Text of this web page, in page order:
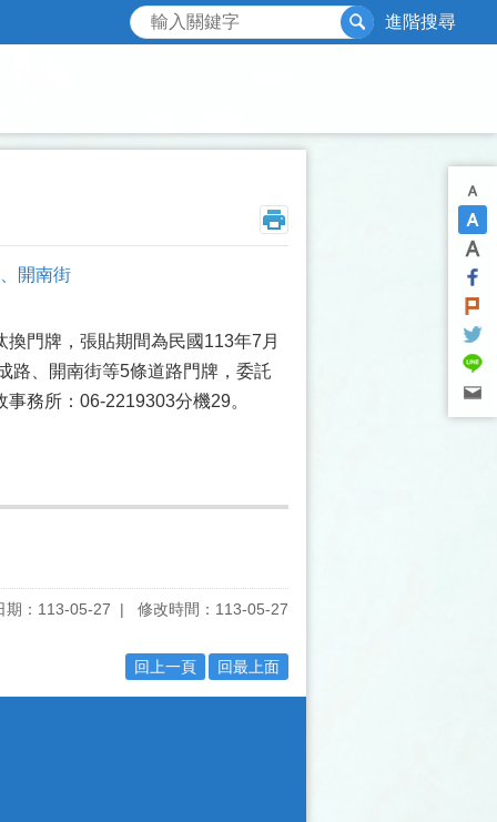
搜尋 進階搜尋
開南街
門牌，張貼期間為民國113年7月
路、開南街等5條道路門牌，委託
務所：06-2219303分機29。
期：113-05-27 修改時間：113-05-27
回上一頁 回最上面